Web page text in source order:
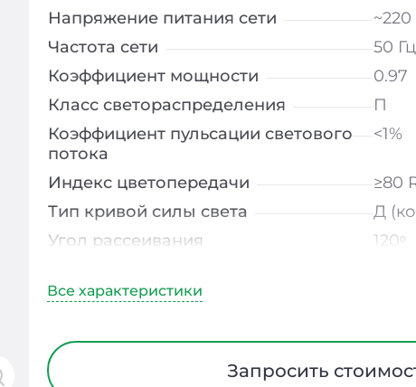
Напряжение питания сети
~220
Частота сети
50 Гц
Коэффициент мощности
0.97
Класс светораспределения
П
Коэффициент пульсации светового
потока
<1%
Индекс цветопередачи
≥80
Тип кривой силы света
Д
Угол рассеивания
120ᵒ
Диапазон рабочих температур
Материал корпуса
Запросить